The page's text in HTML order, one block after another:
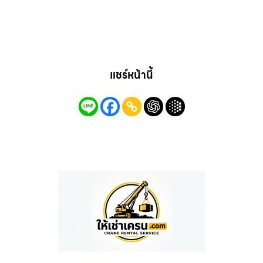
แชร์หน้านี้